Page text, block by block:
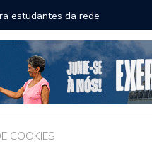
estudantes da rede
Chico
COOKIES